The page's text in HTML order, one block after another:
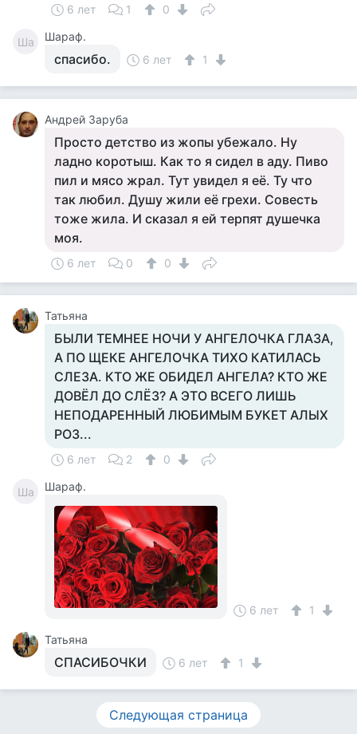
6 лет 1 0
Ша Шараф.
спасибо. 6 лет 1
Андрей Заруба
Просто детство из жопы убежало. Ну
ладно коротыш. Как то я сидел в аду. Пиво
пил и мясо жрал. Тут увидел я её. Ту что
так любил. Душу жили её грехи. Совесть
тоже жила. И сказал я ей терпят душечка
моя.
6 лет 0 0
Татьяна
БЫЛИ ТЕМНЕЕ НОЧИ У АНГЕЛОЧКА ГЛАЗА,
А ПО ЩЕКЕ АНГЕЛОЧКА ТИХО КАТИЛАСЬ
СЛЕЗА. КТО ЖЕ ОБИДЕЛ АНГЕЛА? КТО ЖЕ
ДОВЁЛ ДО СЛЁЗ? А ЭТО ВСЕГО ЛИШЬ
НЕПОДАРЕННЫЙ ЛЮБИМЫМ БУКЕТ АЛЫХ
РОЗ...
6 лет 2 0
Ша Шараф.
6 лет 1
Татьяна
СПАСИБОЧКИ 6 лет 1
Следующая страница